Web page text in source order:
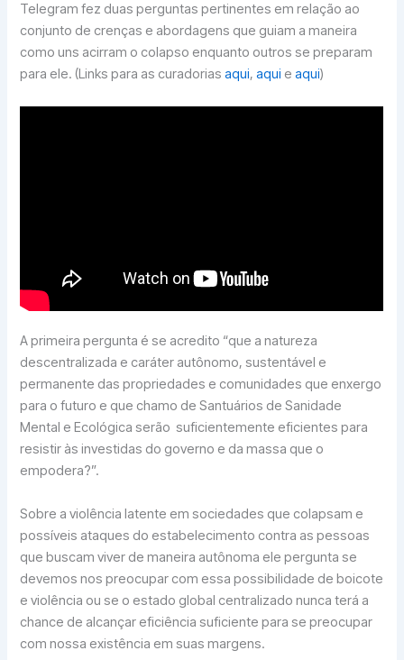
Telegram fez duas perguntas pertinentes em relação ao
conjunto de crenças e abordagens que guiam a maneira
como uns acirram o colapso enquanto outros se preparam
para ele. (Links para as curadoriasaqui,aqui eaqui)
A primeira pergunta é se acredito “que a natureza
descentralizada e caráter autônomo, sustentável e
permanente das propriedades e comunidades que enxergo
para o futuro e que chamo de Santuários de Sanidade
Mental e Ecológica serão suficientemente eficientes para
resistir às investidas do governo e da massa que o
empodera?”.
Sobre a violência latente em sociedades que colapsam e
possíveis ataques do estabelecimento contra as pessoas
que buscam viver de maneira autônoma ele pergunta se
devemos nos preocupar com essa possibilidade de boicote
e violência ou se o estado global centralizado nunca terá a
chance de alcançar eficiência suficiente para se preocupar
com nossa existência em suas margens.